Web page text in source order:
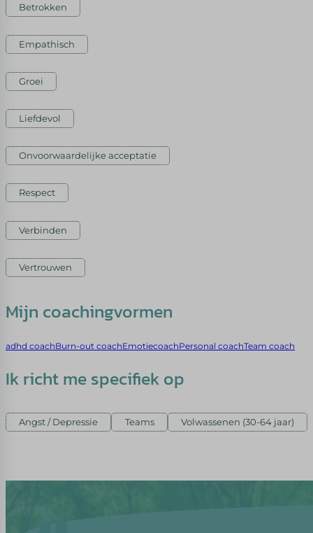
Betrokken
Empathisch
Groei
Liefdevol
Onvoorwaardelijke acceptatie
Respect
Verbinden
Vertrouwen
Mijn coachingvormen
adhd coachBurn-out coachEmotiecoachPersonal coachTeam coach
Ik richt me specifiek op
Angst / Depressie Teams Volwassenen (30-64 jaar)